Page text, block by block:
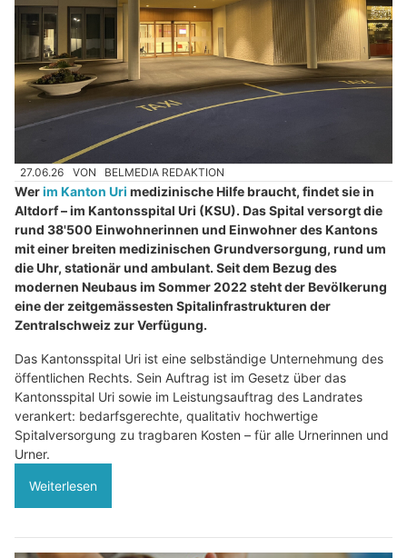
27.06.26 VON BELMEDIA REDAKTION
Werim Kanton Uri medizinische Hilfe braucht, findet sie in
Altdorf – im Kantonsspital Uri (KSU). Das Spital versorgt die
rund 38'500 Einwohnerinnen und Einwohner des Kantons
mit einer breiten medizinischen Grundversorgung, rund um
die Uhr, stationär und ambulant. Seit dem Bezug des
modernen Neubaus im Sommer 2022 steht der Bevölkerung
eine der zeitgemässesten Spitalinfrastrukturen der
Zentralschweiz zur Verfügung.
Das Kantonsspital Uri ist eine selbständige Unternehmung des
öffentlichen Rechts. Sein Auftrag ist im Gesetz über das
Kantonsspital Uri sowie im Leistungsauftrag des Landrates
verankert: bedarfsgerechte, qualitativ hochwertige
Spitalversorgung zu tragbaren Kosten – für alle Urnerinnen und
Urner.
Weiterlesen